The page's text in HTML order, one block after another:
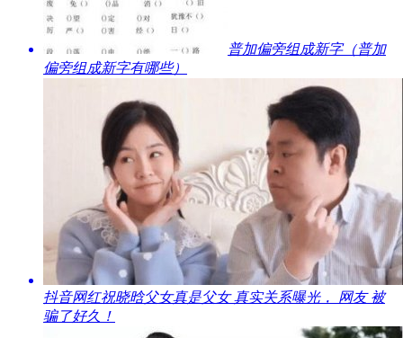
​普加偏旁组成新字（普加
偏旁组成新字有哪些）
​抖音网红祝晓晗父女真是父女 真实关系曝光， 网友 被
骗了好久！